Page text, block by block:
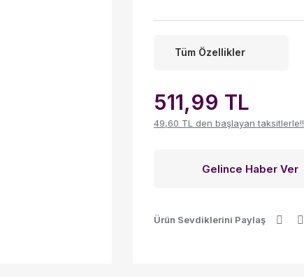
Tüm Özellikler
511,99 TL
49,60 TL den başlayan taksitlerle!!
Gelince Haber Ver
Ürün Sevdiklerini Paylaş